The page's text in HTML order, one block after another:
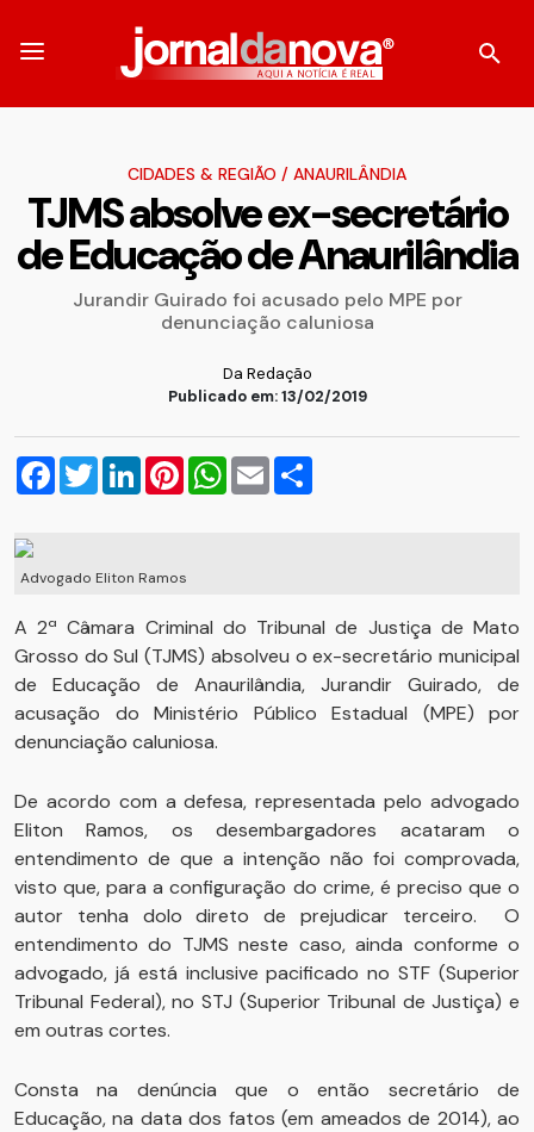
CIDADES & REGIÃO / ANAURILÂNDIA
TJMS absolve ex-secretário
de Educação de Anaurilândia
Jurandir Guirado foi acusado pelo MPE por
denunciação caluniosa
Da Redação
Publicado em: 13/02/2019
Facebook
TwitterLinkedInPinterestWhatsApp
Email
Advogado Eliton Ramos
A 2ª Câmara Criminal do Tribunal de Justiça de Mato
Grosso do Sul (TJMS) absolveu o ex-secretário municipal
de Educação de Anaurilândia, Jurandir Guirado, de
acusação do Ministério Público Estadual (MPE) por
denunciação caluniosa.
De acordo com a defesa, representada pelo advogado
Eliton Ramos, os desembargadores acataram o
entendimento de que a intenção não foi comprovada,
visto que, para a configuração do crime, é preciso que o
autor tenha dolo direto de prejudicar terceiro. O
entendimento do TJMS neste caso, ainda conforme o
advogado, já está inclusive pacificado no STF (Superior
Tribunal Federal), no STJ (Superior Tribunal de Justiça) e
em outras cortes.
Consta na denúncia que o então secretário de
Educação, na data dos fatos (em ameados de 2014), ao